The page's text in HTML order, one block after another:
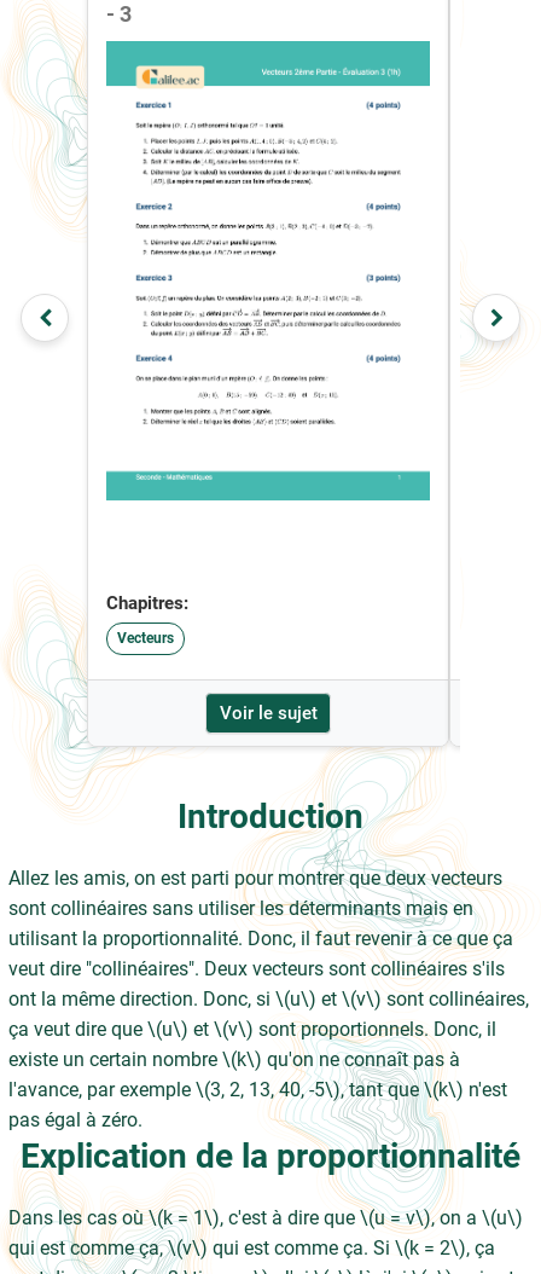
- 3
Chapitres:
Vecteurs
Voir le sujet
Introduction
Allez les amis, on est parti pour montrer que deux vecteurs
sont collinéaires sans utiliser les déterminants mais en
utilisant la proportionnalité. Donc, il faut revenir à ce que ça
veut dire "collinéaires". Deux vecteurs sont collinéaires s'ils
ont la même direction. Donc, si \(u\) et \(v\) sont collinéaires,
ça veut dire que \(u\) et \(v\) sont proportionnels. Donc, il
existe un certain nombre \(k\) qu'on ne connaît pas à
l'avance, par exemple \(3, 2, 13, 40, -5\), tant que \(k\) n'est
pas égal à zéro.
Explication de la proportionnalité
Dans les cas où \(k = 1\), c'est à dire que \(u = v\), on a \(u\)
qui est comme ça, \(v\) qui est comme ça. Si \(k = 2\), ça